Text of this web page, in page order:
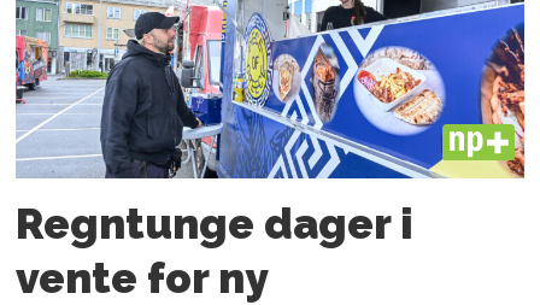
PLUS
Regntunge dager i
vente for ny